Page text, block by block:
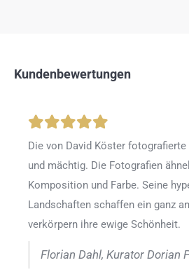
Kundenbewertungen
Die von David Köster fotografierte
und mächtig. Die Fotografien
Komposition und Farbe. Seine
Landschaften schaffen ein ganz
verkörpern ihre ewige Schönheit.
Florian Dahl, Kurator Dorian